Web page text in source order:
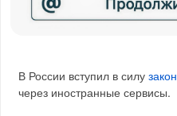
В России вступил в силузакон
через иностранные сервисы.